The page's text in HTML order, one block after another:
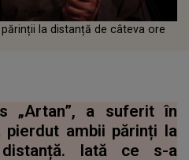
la distanță de câteva ore
„Artan”, a suferit în
ambii părinți la
Iată ce s-a